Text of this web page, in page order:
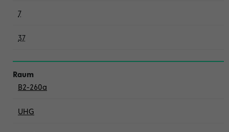
7
37
B2-260a
UHG